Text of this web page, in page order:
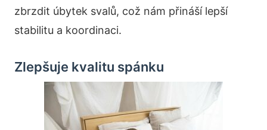
zbrzdit úbytek svalů, což nám přináší lepší
stabilitu a koordinaci.
Zlepšuje kvalitu spánku